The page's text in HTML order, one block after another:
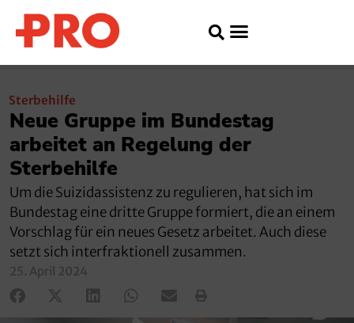
Sterbehilfe
Neue Gruppe im Bundestag
arbeitet an Regelung der
Sterbehilfe
Um die Suizidassistenz zu regulieren, hat sich im
Bundestag eine dritte Gruppe formiert, die an einem
Vorschlag für ein neues Gesetz arbeitet. Auch diese
setzt sich interfraktionell zusammen.
25. April 2024